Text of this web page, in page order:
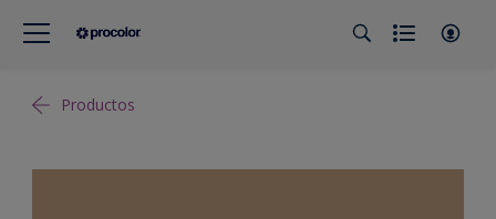
Productos